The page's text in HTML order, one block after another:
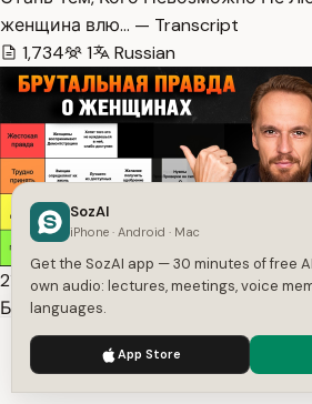
женщина влю… — Transcript
1,734
1 Russian
21:38
Брутальная Природа Женщин,
принять… — Transcript
3,896
Russian
We use cookies to enhance your experience.
SozAI
iPhone · Android · Mac
Get the SozAI app — 30 minutes of free
own audio: lectures, meetings, voice
languages.
App Store